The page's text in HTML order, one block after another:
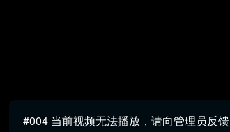
#004 当前视频无法播放，请向管理员反馈